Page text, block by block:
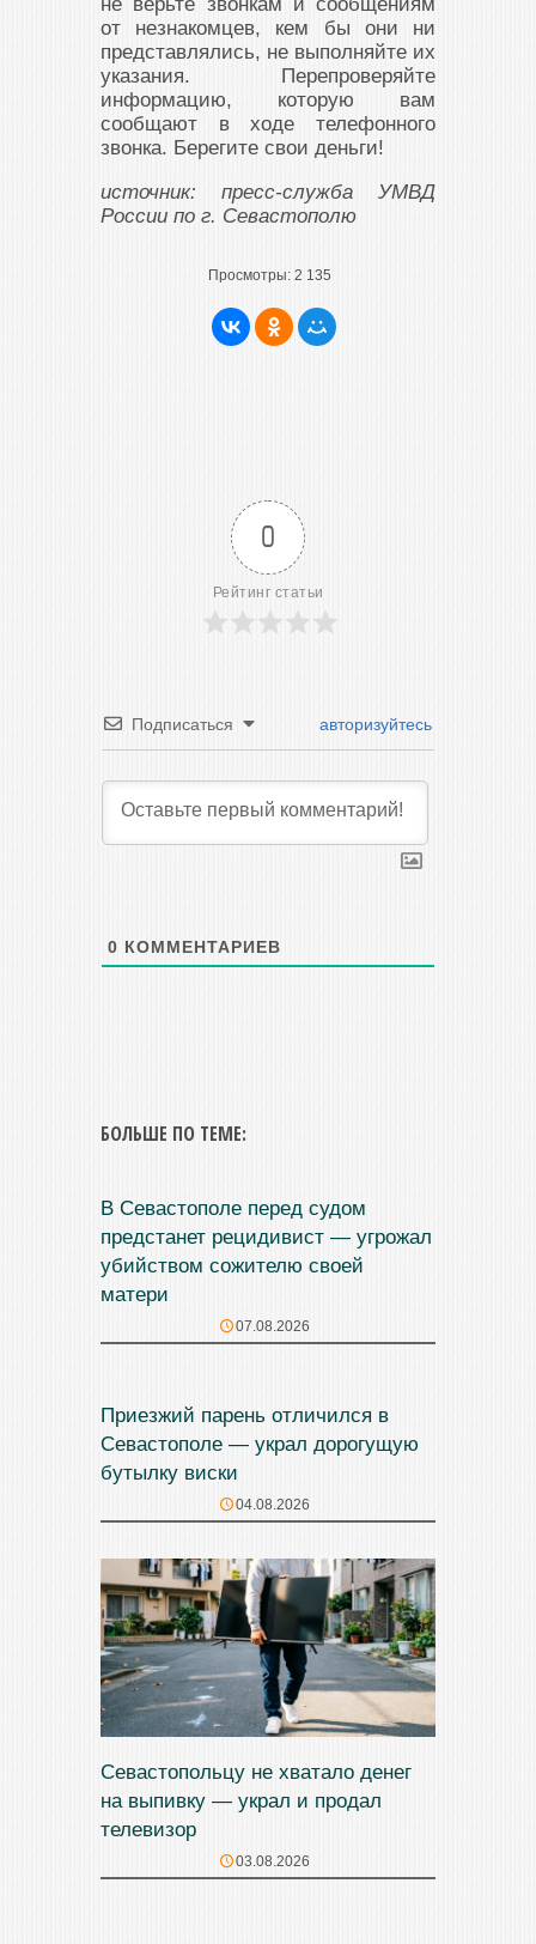
от незнакомцев, кем бы они ни
представлялись, не выполняйте их
указания. Перепроверяйте
информацию, которую вам
сообщают в ходе телефонного
звонка. Берегите свои деньги!
источник: пресс-служба УМВД
России по г. Севастополю
Просмотры: 2 135
0
Рейтинг статьи
Подписаться авторизуйтесь
0 КОММЕНТАРИЕВ
БОЛЬШЕ ПО ТЕМЕ:
В Севастополе перед судом
предстанет рецидивист — угрожал
убийством сожителю своей
матери
07.08.2026
Приезжий парень отличился в
Севастополе — украл дорогущую
бутылку виски
04.08.2026
Севастопольцу не хватало денег
на выпивку — украл и продал
телевизор
03.08.2026